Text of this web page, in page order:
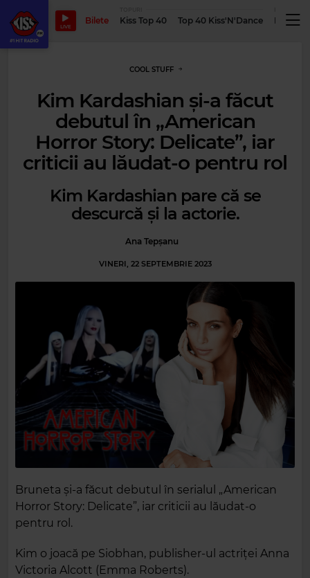
LIVE
Bilete Kiss Top 40 Top 40 Kiss'N'Dance
COOL STUFF
Kim Kardashian și-a făcut
debutul în „American
Horror Story: Delicate”, iar
criticii au lăudat-o pentru rol
Kim Kardashian pare că se
descurcă și la actorie.
Ana Tepșanu
VINERI, 22 SEPTEMBRIE 2023
Bruneta și-a făcut debutul în serialul „American
Horror Story: Delicate”, iar criticii au lăudat-o
pentru rol.
Kim o joacă pe Siobhan, publisher-ul actriței Anna
Victoria Alcott (Emma Roberts).